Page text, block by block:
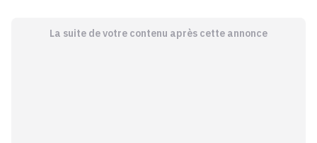
La suite de votre contenu après cette annonce